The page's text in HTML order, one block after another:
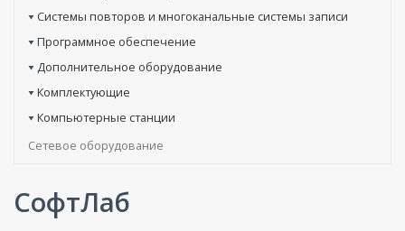
Системы повторов и многоканальные системы записи
Программное обеспечение
Дополнительное оборудование
Комплектующие
Компьютерные станции
Сетевое оборудование
СофтЛаб